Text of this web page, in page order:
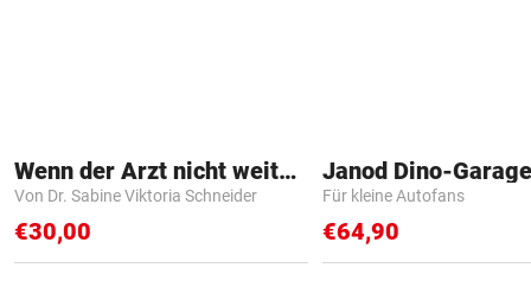
Wenn der Arzt nicht weiter weiß
Von Dr. Sabine Viktoria Schneider
€30,00
Janod Dino-Garage
Für kleine Autofans
€64,90